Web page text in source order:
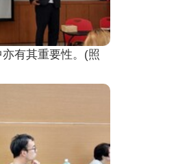
有其重要性。(照